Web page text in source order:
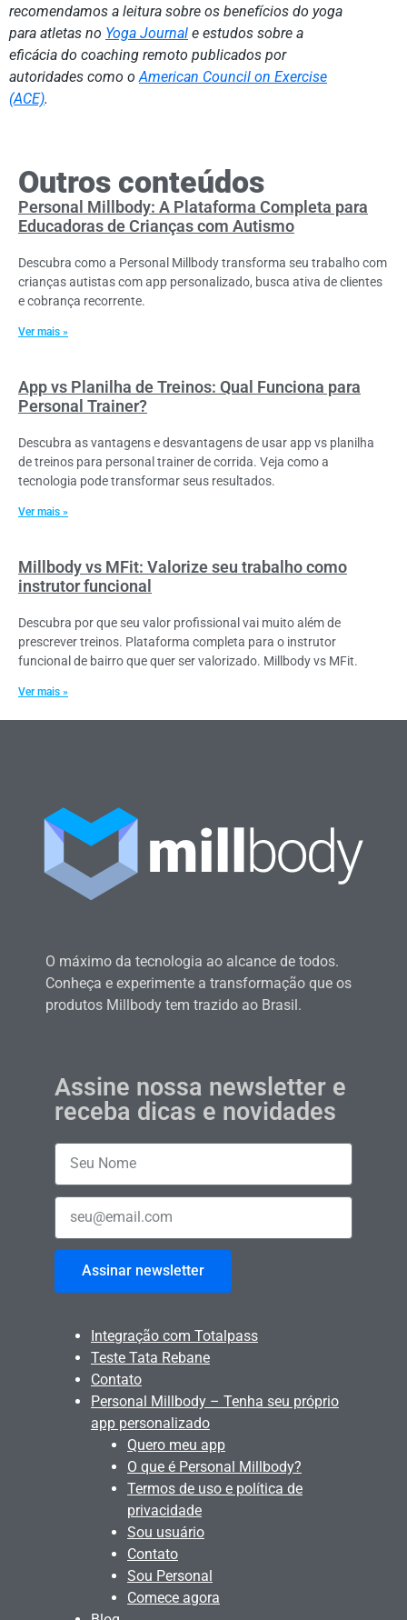
recomendamos a leitura sobre os benefícios do yoga
para atletas no Yoga Journal e estudos sobre a
eficácia do coaching remoto publicados por
autoridades como oAmerican Council on Exercise
(ACE).
Outros conteúdos
Personal Millbody: A Plataforma Completa para
Educadoras de Crianças com Autismo
Descubra como a Personal Millbody transforma seu trabalho com
crianças autistas com app personalizado, busca ativa de clientes
e cobrança recorrente.
Ver mais »
App vs Planilha de Treinos: Qual Funciona para
Personal Trainer?
Descubra as vantagens e desvantagens de usar app vs planilha
de treinos para personal trainer de corrida. Veja como a
tecnologia pode transformar seus resultados.
Ver mais »
Millbody vs MFit: Valorize seu trabalho como
instrutor funcional
Descubra por que seu valor profissional vai muito além de
prescrever treinos. Plataforma completa para o instrutor
funcional de bairro que quer ser valorizado. Millbody vs MFit.
Ver mais »
O máximo da tecnologia ao alcance de todos.
Conheça e experimente a transformação que os
produtos Millbody tem trazido ao Brasil.
Assine nossa newsletter e
receba dicas e novidades
Assinar newsletter
Integração com Totalpass
Teste Tata Rebane
Contato
Personal Millbody – Tenha seu próprio
app personalizado
Quero meu app
O que é Personal Millbody?
Termos de uso e política de
privacidade
Sou usuário
Contato
Sou Personal
Comece agora